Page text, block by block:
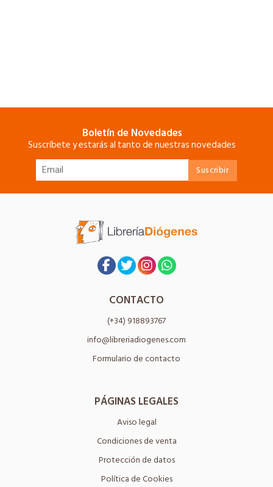
Boletín de Novedades
Suscríbete y estarás al tanto de nuestras novedades
CONTACTO
(+34) 918893767
info@libreriadiogenes.com
Formulario de contacto
PÁGINAS LEGALES
Aviso legal
Condiciones de venta
Protección de datos
Política de Cookies